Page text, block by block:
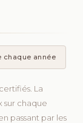
chaque année
La
sur chaque
en passant par les